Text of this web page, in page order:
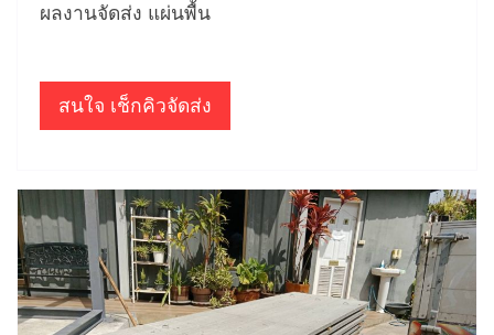
ผลงานจัดส่ง แผ่นพื้น
สนใจ เช็กคิวจัดส่ง